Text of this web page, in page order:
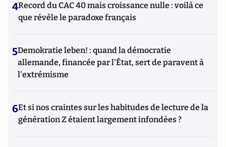
4Record du CAC 40 mais croissance nulle : voilà ce
que révèle le paradoxe français
5Demokratie leben! : quand la démocratie
allemande, financée par l'État, sert de paravent à
l'extrémisme
6Et si nos craintes sur les habitudes de lecture de la
génération Z étaient largement infondées ?